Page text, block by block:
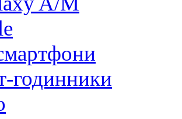
годинники